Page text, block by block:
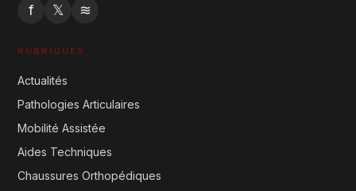
f 𝕏 ≋
RUBRIQUES
Actualités
Pathologies Articulaires
Mobilité Assistée
Aides Techniques
Chaussures Orthopédiques